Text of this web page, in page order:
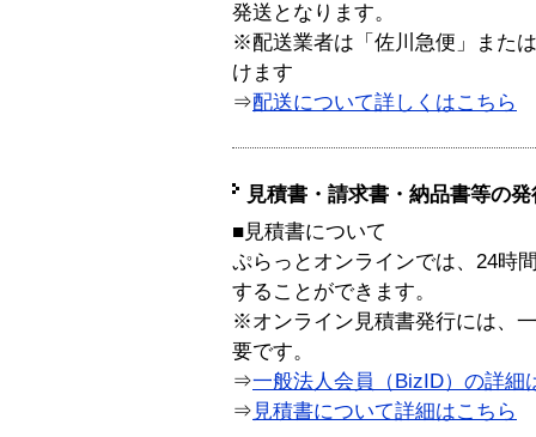
発送となります。
※配送業者は「佐川急便」また
けます
⇒配送について詳しくはこちら
見積書・請求書・納品書等の
■見積書について
ぷらっとオンラインでは、24時
することができます。
※オンライン見積書発行には、
要です。
⇒一般法人会員（BizID）の詳細
⇒ 見積書について詳細はこちら